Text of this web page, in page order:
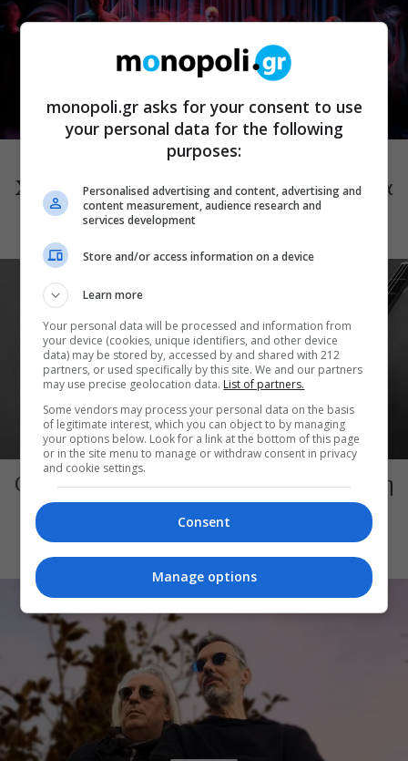
ΜΟΥΣΙΚΗ
Choreka: Η μουσική παράσταση του
Χαράλαμπου Γωγιού φέρνει τη γυναικεία
φωνή στη Μικρή Επίδαυρο
ΜΟΥΣΙΚΗ
Ο Γιάννης Χαρούλης θα δώσει μια ακόμη
συναυλία στην Αθήνα αυτό τον
Σεπτέμβριο
monopoli.gr asks for your consent to use
your personal data for the following
purposes:
Personalised advertising and content, advertising and
content measurement, audience research and
services development
Store and/or access information on a device
Learn more
Your personal data will be processed and information from
your device (cookies, unique identifiers, and other device
data) may be stored by, accessed by and shared with 212
partners, or used specifically by this site. We and our partners
may use precise geolocation data. List of partners.
Some vendors may process your personal data on the basis
of legitimate interest, which you can object to by managing
your options below. Look for a link at the bottom of this page
or in the site menu to manage or withdraw consent in privacy
and cookie settings.
Consent
Manage options